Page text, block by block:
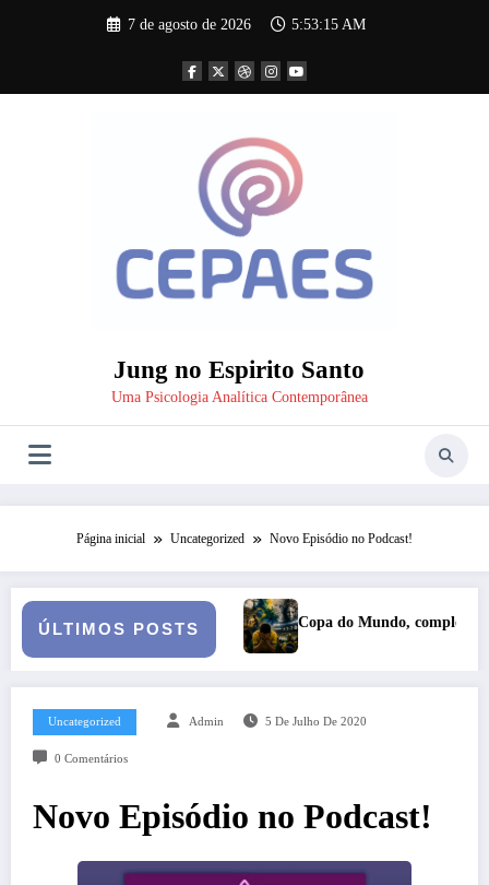
7 de agosto de 2026 5:53:16 AM
Jung no Espirito Santo
Uma Psicologia Analítica Contemporânea
Página inicial Uncategorized Novo Episódio no Podcast!
ÚLTIMOS POSTS
Copa do Mundo, complexo cultural e catarse coletiva:
Uncategorized Admin 5 De Julho De 2020
0 Comentários
Novo Episódio no Podcast!